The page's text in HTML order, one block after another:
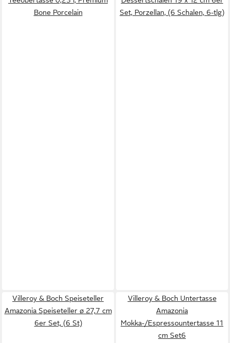
Bone Porcelain
Set, Porzellan, (6 Schalen, 6-tlg)
Villeroy & Boch Speiseteller
Amazonia Speiseteller ø 27,7 cm
6er Set, (6 St)
Villeroy & Boch Untertasse
Amazonia
Mokka-/Espressountertasse 11
cm Set6